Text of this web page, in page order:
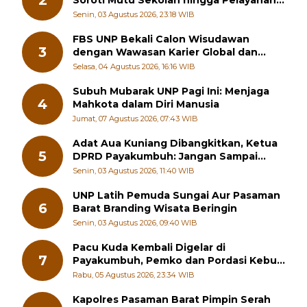
3
FBS UNP Bekali Calon Wisudawan
dengan Wawasan Karier Global dan
Kewirausahaan Kreatif
Selasa, 04 Agustus 2026, 16:16 WIB
4
Subuh Mubarak UNP Pagi Ini: Menjaga
Mahkota dalam Diri Manusia
Jumat, 07 Agustus 2026, 07:43 WIB
5
Adat Aua Kuniang Dibangkitkan, Ketua
DPRD Payakumbuh: Jangan Sampai
Generasi Muda Hilang Jati Diri
Senin, 03 Agustus 2026, 11:40 WIB
6
UNP Latih Pemuda Sungai Aur Pasaman
Barat Branding Wisata Beringin
Senin, 03 Agustus 2026, 09:40 WIB
7
Pacu Kuda Kembali Digelar di
Payakumbuh, Pemko dan Pordasi Kebut
Persiapan!
Rabu, 05 Agustus 2026, 23:34 WIB
8
Kapolres Pasaman Barat Pimpin Serah
Terima Jabatan PJU Polres dan Kapolsek